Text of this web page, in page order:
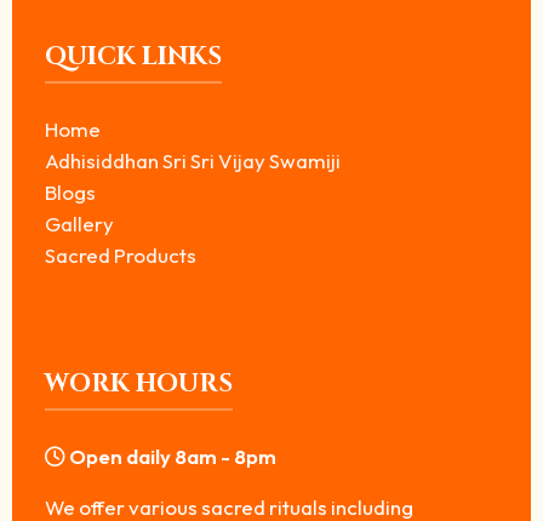
QUICK LINKS
Home
Adhisiddhan Sri Sri Vijay Swamiji
Blogs
Gallery
Sacred Products
WORK HOURS
Open daily 8am - 8pm
We offer various sacred rituals including